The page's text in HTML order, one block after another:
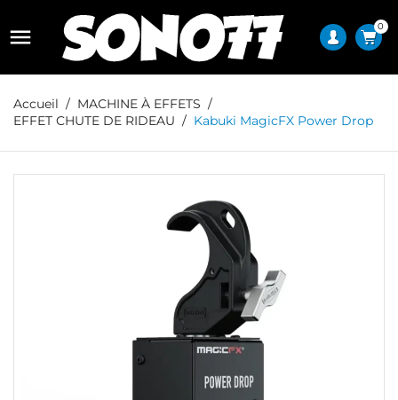
 0
Accueil
MACHINE À EFFETS
EFFET CHUTE DE RIDEAU
Kabuki MagicFX Power Drop